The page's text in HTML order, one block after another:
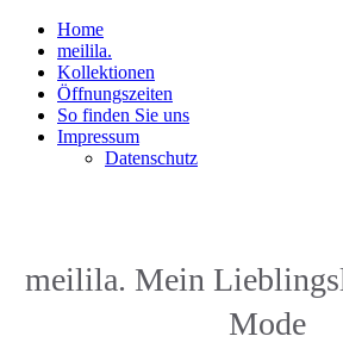
Home
meilila.
Kollektionen
Öffnungszeiten
So finden Sie uns
Impressum
Datenschutz
meilila. Mein
Mode